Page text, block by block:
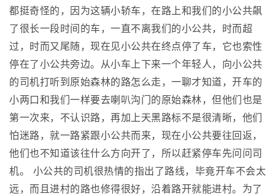
都挺奇怪的，因为这辆小轿车，在路上和我们的小公共飙
了很长一段时间的车，一直不离我们的小公共，时而超
过，时而又尾随，现在见小公共在终点停了车，它也索性
停在了小公共旁边。从小车上下来一个年轻人，向小公共
的司机打听到原始森林的路怎么走，一聊才知道，开车的
小两口和我们一样要去喇叭沟门的原始森林，但他们也是
第一次来，不认识路，再加上天黑路标不是很清晰，他们
怕迷路，就一路紧跟小公共而来，现在小公共要往回返，
他们也不知道该往什么方向开了，所以赶紧停车先问问司
机。 小公共的司机很热情的指出了路线，毕竟开车不会太
远，而且进村的路也修得很好，沿着路开就能进村。为了